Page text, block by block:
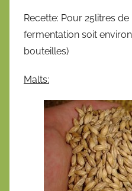
7
m
a
s
Recette: Pour 25litres
fermentation soit environ
bouteilles)
Malts: